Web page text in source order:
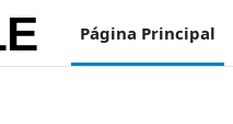
Página Principal